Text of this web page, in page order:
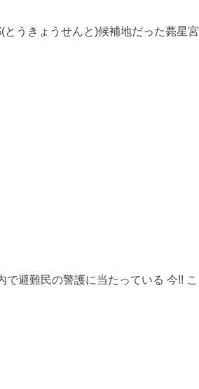
とうきょうせんと)候補地だった薨星宮
避難民の警護に当たっている 今!! こ